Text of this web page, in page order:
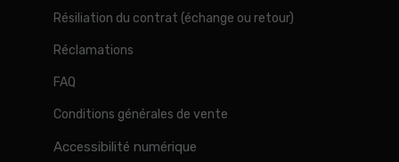
Résiliation du contrat (échange ou retour)
Réclamations
FAQ
Conditions générales de vente
Accessibilité numérique